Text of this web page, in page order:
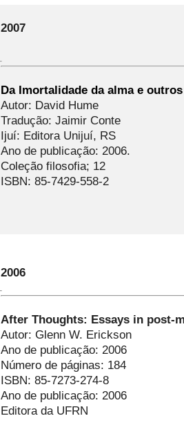
2007
Da Imortalidade da alma e
Autor: David Hume
Tradução: Jaimir Conte
Ijuí: Editora Unijuí, RS
Ano de publicação: 2006.
Coleção filosofia; 12
ISBN: 85-7429-558-2
2006
After Thoughts: Essays in post-
Autor: Glenn W. Erickson
Ano de publicação: 2006
Número de páginas: 184
ISBN: 85-7273-274-8
Ano de publicação: 2006
Editora da UFRN